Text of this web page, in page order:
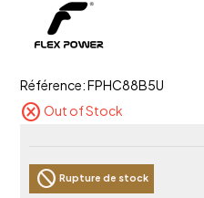
Référence:FPHC88B5U
cancel Out of Stock
block Rupture de stock